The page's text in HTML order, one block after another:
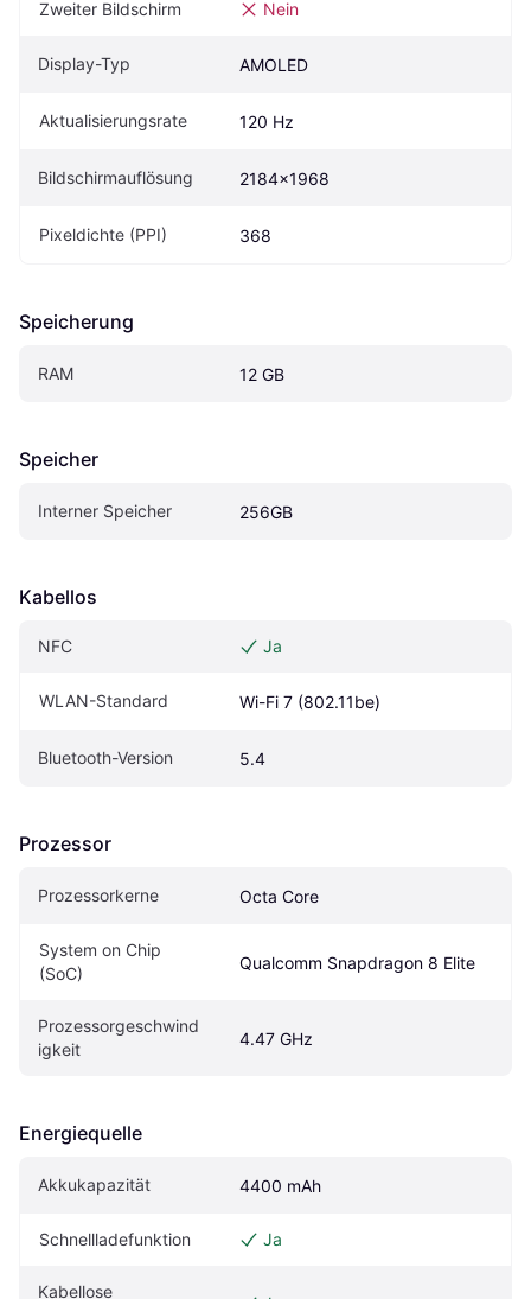
Zweiter Bildschirm Nein
Display-Typ AMOLED
Aktualisierungsrate 120 Hz
Bildschirmauflösung 2184x1968
Pixeldichte (PPI) 368
Speicherung
RAM 12 GB
Speicher
Interner Speicher 256GB
Kabellos
NFC Ja
WLAN-Standard Wi-Fi 7 (802.11be)
Bluetooth-Version 5.4
Prozessor
Prozessorkerne Octa Core
System on Chip
(SoC)
Qualcomm Snapdragon 8 Elite
Prozessorgeschwind
igkeit
4.47 GHz
Energiequelle
Akkukapazität 4400 mAh
Schnellladefunktion Ja
Kabellose